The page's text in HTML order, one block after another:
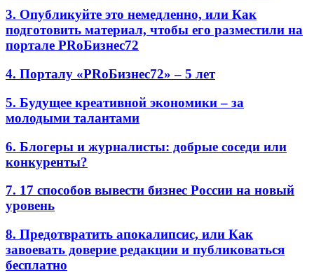
3. Опубликуйте это немедленно, или Как
подготовить материал, чтобы его разместили на
портале PRоБизнес72
4. Порталу «PRоБизнес72» – 5 лет
5. Будущее креативной экономики – за
молодыми талантами
6. Блогеры и журналисты: добрые соседи или
конкуренты?
7. 17 способов вывести бизнес России на новый
уровень
8. Предотвратить апокалипсис, или Как
завоевать доверие редакции и публиковаться
бесплатно